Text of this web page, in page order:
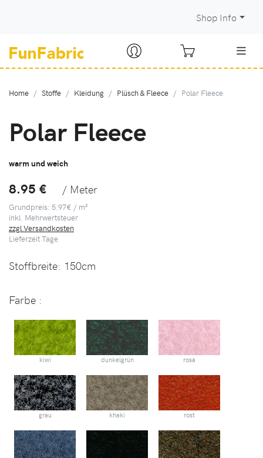
Shop Info
Home Stoffe Kleidung Plüsch & Fleece Polar Fleece
Polar Fleece
warm und weich
8.95 € / Meter
Grundpreis: 5.97€ / m²
inkl. Mehrwertsteuer
zzgl.Versandkosten
LieferzeitTage
Stoffbreite: 150cm
Farbe :
kiwi dunkelgrün rosa
grau khaki rost